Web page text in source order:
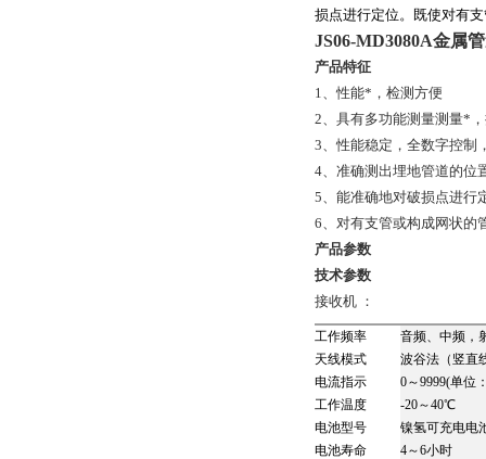
损点进行定位。既使对有
JS06-MD3080A金属
产品特征
1、性能*，检测方便
2、具有多功能测量测量*
3、性能稳定，全数字控制
4、准确测出埋地管道的位
5、能准确地对破损点进行
6、对有支管或构成网状的
产品参数
技术参数
接收机 ：
工作频率
音频、中频，
天线模式
波谷法（竖直
电流指示
0～9999(单位
工作温度
-20～40℃
电池型号
镍氢可充电电
电池寿命
4～6小时